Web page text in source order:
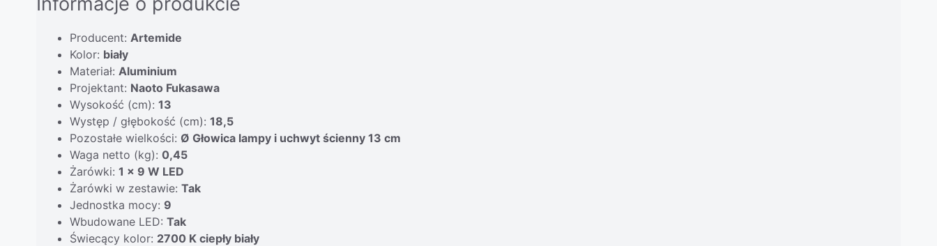
Producent: Artemide
Kolor: biały
Materiał: Aluminium
Projektant: Naoto Fukasawa
Wysokość (cm): 13
Występ / głębokość (cm): 18,5
Pozostałe wielkości: Ø Głowica lampy i uchwyt ścienny 13 cm
Waga netto (kg): 0,45
Żarówki: 1 x 9 W LED
Żarówki w zestawie: Tak
Jednostka mocy: 9
Wbudowane LED: Tak
Świecący kolor: 2700 K ciepły biały